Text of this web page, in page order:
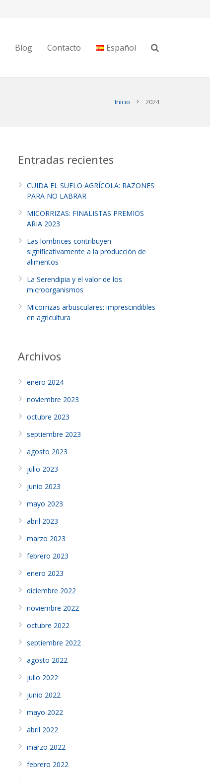
Blog Contacto Español
Inicio 2024
Entradas recientes
CUIDA EL SUELO AGRÍCOLA: RAZONES
PARA NO LABRAR
MICORRIZAS: FINALISTAS PREMIOS
ARIA 2023
Las lombrices contribuyen
significativamente a la producción de
alimentos
La Serendipia y el valor de los
microorganismos
Micorrizas arbusculares: imprescindibles
en agricultura
Archivos
enero 2024
noviembre 2023
octubre 2023
septiembre 2023
agosto 2023
julio 2023
junio 2023
mayo 2023
abril 2023
marzo 2023
febrero 2023
enero 2023
diciembre 2022
noviembre 2022
octubre 2022
septiembre 2022
agosto 2022
julio 2022
junio 2022
mayo 2022
abril 2022
marzo 2022
febrero 2022